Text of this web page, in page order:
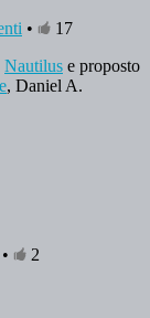
•
17
Nautilus e proposto
, Daniel A.
•
2